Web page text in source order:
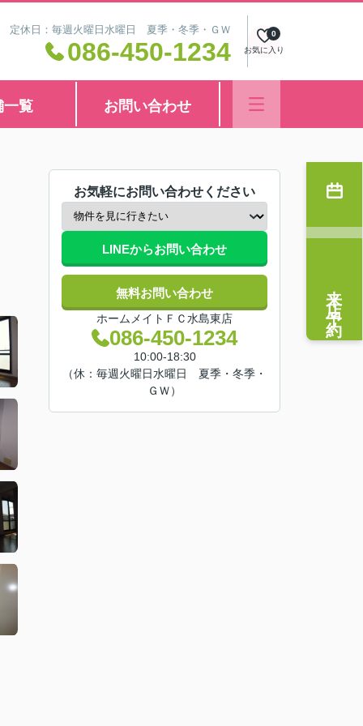
定休日：毎週火曜日水曜日 夏季・冬季・ＧＷ
086-450-1234 お気に入り
0
一覧 お問い合わせ
お気軽にお問い合わせください
LINEからお問い合わせ
無料お問い合わせ
ホームメイトＦＣ水島東店
086-450-1234
10:00-18:30
（休：毎週火曜日水曜日 夏季・冬季・
ＧＷ）
来店予約